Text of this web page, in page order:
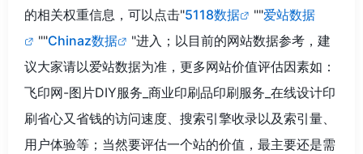
的相关权重信息，可以点击"5118数据 ""爱站数据
""Chinaz数据
"进入；以目前的网站数据参考，建
议大家请以爱站数据为准，更多网站价值评估因素如：
飞印网-图片DIY服务_商业印刷品印刷服务_在线设计印
刷省心又省钱的访问速度、搜索引擎收录以及索引量、
用户体验等；当然要评估一个站的价值，最主要还是需